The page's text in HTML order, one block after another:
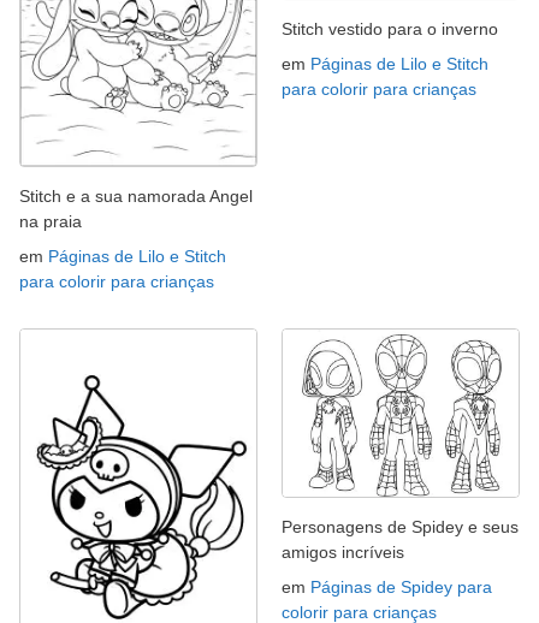
Stitch e a sua namorada Angel
na praia
em Páginas de Lilo e Stitch
para colorir para crianças
Stitch vestido para o inverno
em Páginas de Lilo e Stitch
para colorir para crianças
Personagens de Spidey e seus
amigos incríveis
em Páginas de Spidey para
colorir para crianças